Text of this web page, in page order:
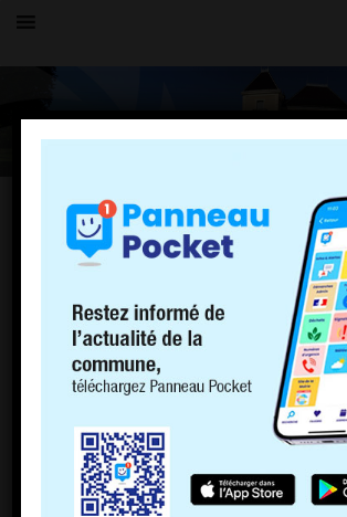
Toutes les actualités
LE VILLAGE
Cartes grises
3 janvier 2023